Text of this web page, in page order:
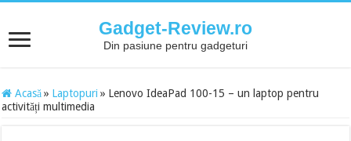
Gadget-Review.ro
Din pasiune pentru gadgeturi
Acasă » Laptopuri » Lenovo IdeaPad 100-15 – un laptop pentru
activități multimedia